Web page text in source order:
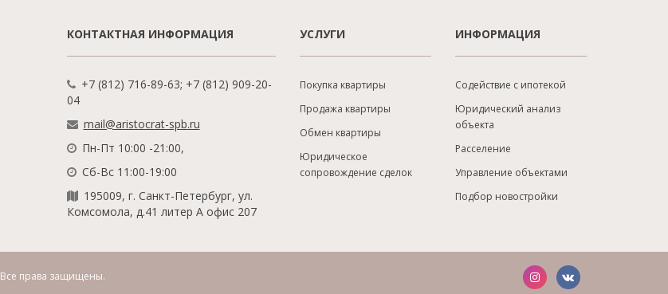
КОНТАКТНАЯ ИНФОРМАЦИЯ
+7 (812) 716-89-63; +7 (812) 909-20-
04
mail@aristocrat-spb.ru
Пн-Пт 10:00 -21:00,
Сб-Вс 11:00-19:00
195009, г. Санкт-Петербург, ул.
Комсомола, д.41 литер А офис 207
УСЛУГИ
Покупка квартиры
Продажа квартиры
Обмен квартиры
Юридическое
сопровождение сделок
ИНФОРМАЦИЯ
Содействие с ипотекой
Юридический анализ
объекта
Расселение
Управление объектами
Подбор новостройки
Все права защищены.